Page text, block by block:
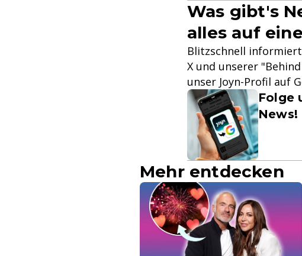
Was gibt's
alles auf
Blitzschnell
X und unserer
unser Joyn-Profil auf
Folge
News!
Mehr entdecken